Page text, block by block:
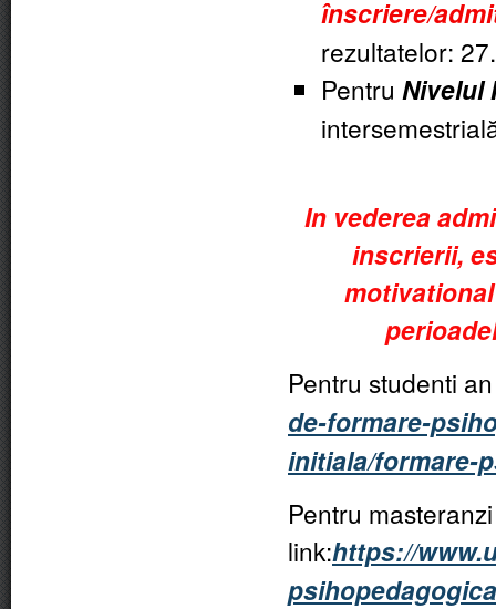
înscriere/
rezultatelor:
Pentru Nivelul
In vederea
inscrierii,
Pentru studenti
de-formare-
initiala/formare-
Pentru
link:https://